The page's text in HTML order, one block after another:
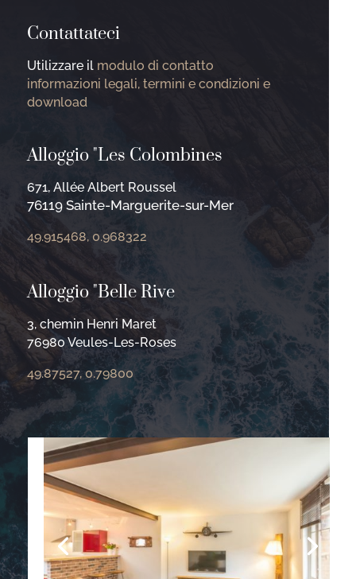
Contattateci
Utilizzare il modulo di contatto
informazioni legali, termini e condizioni e
download
Alloggio "Les Colombines
671, Allée Albert Roussel
76119 Sainte-Marguerite-sur-Mer
49.915468, 0.968322
Alloggio "Belle Rive
3, chemin Henri Maret
76980 Veules-Les-Roses
49.87527, 0.79800